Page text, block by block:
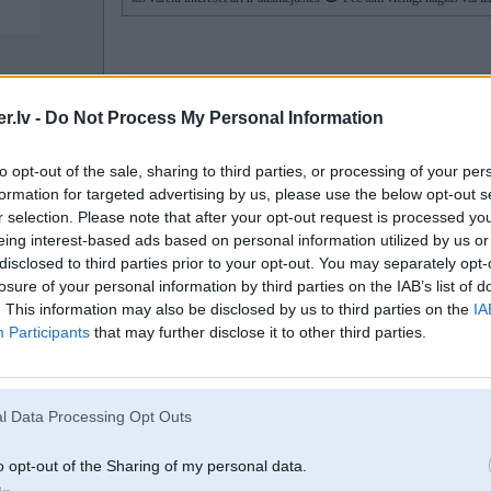
- Do Not Process My Personal Information
opt-out of the sale, sharing to third parties, or processing of your
for targeted advertising by us, please use the below opt-out
selection. Please note that after your opt-out request is processed
interest-based ads based on personal information utilized by us
to third parties prior to your opt-out. You may separately
of your personal information by third parties on the IAB’s list of
This information may also be disclosed by us to third parties on the
Participants that may further disclose it to other third parties.
Data Processing Opt Outs
opt-out of the Sharing of my personal data.
jā bļe .. par kādu notirgošanas cenu tiek runāts autiņam pa 1500 - 2000
2k gadā ielikt autiņā..atmaksājies skaitās
20. Nov 2025, 23:25
te runa bija par pirmo autiņu, kuru nebūs žēl, ka noskrāpēs visu sānu gar
tālākpārdošanas cenu